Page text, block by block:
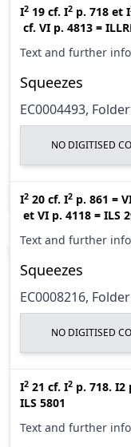
I2 19 cf. I2 p. 718 et I
cf. VI p. 4813 =
Text and further
Squeezes
EC0004493,
NO DIGITISED
I2 20 cf. I2 p. 861 =
et VI p. 4118 = ILS
Text and further
Squeezes
EC0008216,
NO DIGITISED
I2 21 cf. I2 p. 718. I2
ILS 5801
Text and further